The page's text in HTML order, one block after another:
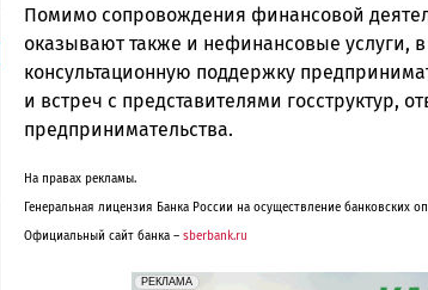
Помимо сопровождения финансовой
оказывают также и нефинансовые услуги, в
консультационную поддержку
и встреч с представителями госструктур,
предпринимательства.
На правах рекламы.
Генеральная лицензия Банка России на осуществление банковских
Официальный сайт банка – sberbank.ru
erid: 2SDnjdZZiDC
РЕКЛАМА
Реклама